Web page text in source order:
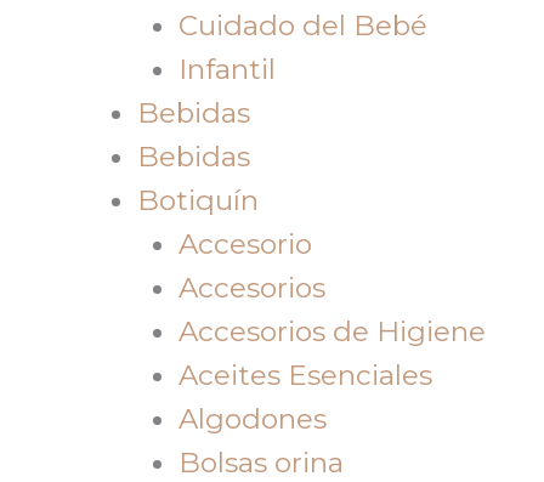
Cuidado del Bebé
Infantil
Bebidas
Bebidas
Botiquín
Accesorio
Accesorios
Accesorios de Higiene
Aceites Esenciales
Algodones
Bolsas orina